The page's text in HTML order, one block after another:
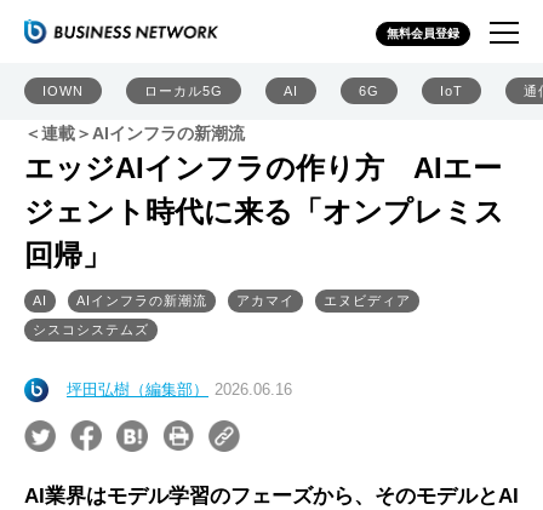
無料会員登録
IOWN ローカル5G AI 6G IoT 通
＜連載＞AIインフラの新潮流
エッジAIインフラの作り方 AIエー
ジェント時代に来る「オンプレミス
回帰」
AI AIインフラの新潮流 アカマイ
エヌビディア
シスコシステムズ
坪田弘樹（編集部） 2026.06.16
AI業界はモデル学習のフェーズから、そのモデルとAI